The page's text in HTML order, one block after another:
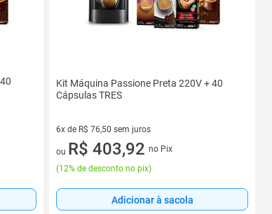
Kit Máquina Passione Preta 220V + 40
Cápsulas TRES
6x de R$ 76,50 sem juros
6 vez de R$ 76,50 sem juros
ou R$ 403,92 no Pix
(12% de desconto no pix)
Adicionar à sacola